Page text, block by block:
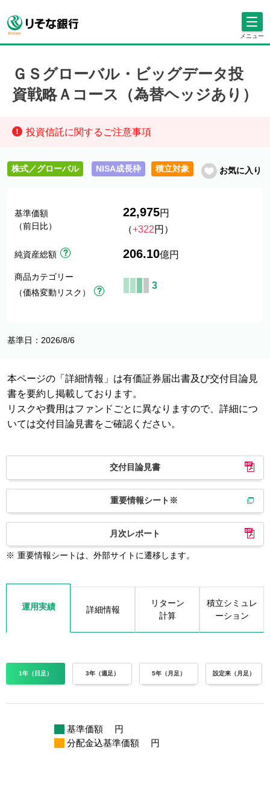
メニュー
ＧＳグローバル・ビッグデータ投
資戦略Ａコース（為替ヘッジあり）
投資信託に関するご注意事項
株式／グローバル NISA成長枠 積立対象 お気に入り
基準価額
（前日比）
22,975円
（+322円）
純資産総額 206.10億円
商品カテゴリー
（価格変動リスク）
3
基準日：2026/8/6
本ページの「詳細情報」は有価証券届出書及び交付目論見
書を要約し掲載しております。
リスクや費用はファンドごとに異なりますので、詳細につ
いては交付目論見書をご確認ください。
交付目論見書
重要情報シート※
月次レポート
※ 重要情報シートは、外部サイトに遷移します。
運用実績 詳細情報
リターン
計算
積立シミュレ
ーション
1年（日足） 3年（週足） 5年（月足） 設定来（月足）
基準価額
円
分配金込基準価額
円